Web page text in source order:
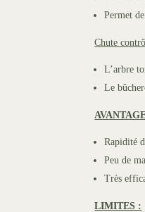
Permet
Chute
L’arbre
Le
Rapidité
Peu de
Très
LIMITES :